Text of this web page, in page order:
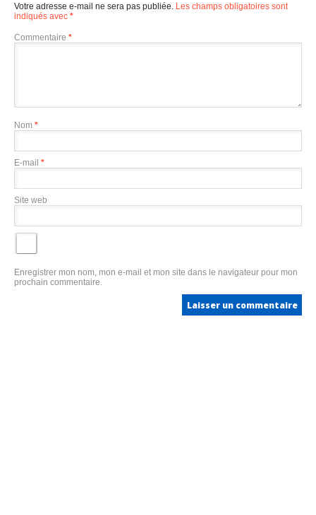
Votre adresse e-mail ne sera pas publiée. Les champs obligatoires sont
indiqués avec *
Commentaire *
Nom *
E-mail *
Site web
Enregistrer mon nom, mon e-mail et mon site dans le navigateur pour mon
prochain commentaire.